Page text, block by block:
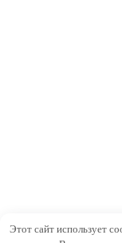
Этот сайт использует